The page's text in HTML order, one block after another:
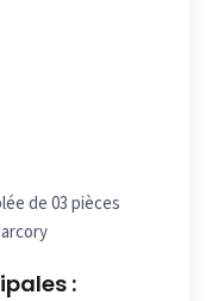
de 03 pièces
: